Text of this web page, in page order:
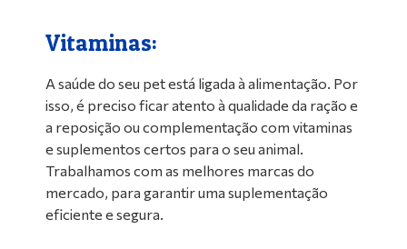
Vitaminas:
A saúde do seu pet está ligada à alimentação. Por
isso, é preciso ficar atento à qualidade da ração e
a reposição ou complementação com vitaminas
e suplementos certos para o seu animal.
Trabalhamos com as melhores marcas do
mercado, para garantir uma suplementação
eficiente e segura.